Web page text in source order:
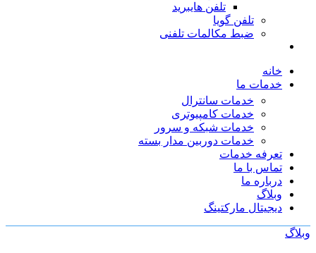
تلفن هایبرید
تلفن گویا
ضبط مکالمات تلفنی
خانه
خدمات ما
خدمات سانترال
خدمات کامپیوتری
خدمات شبکه و سرور
خدمات دوربین مدار بسته
تعرفه خدمات
تماس با ما
درباره ما
وبلاگ
دیجیتال مارکتینگ
وبلاگ